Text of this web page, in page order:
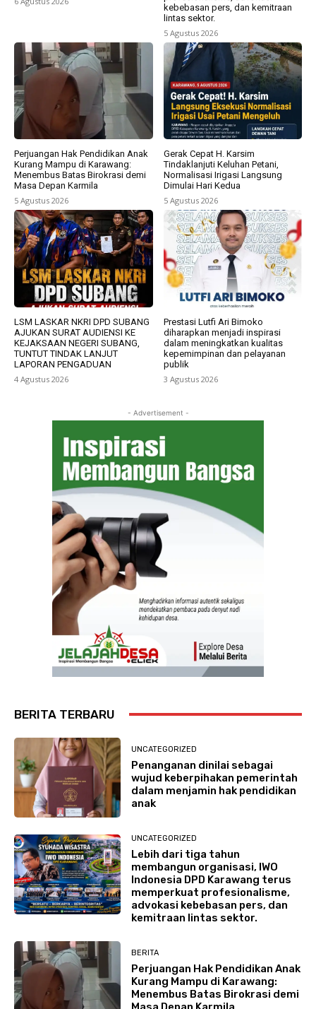
kebebasan pers, dan kemitraan
lintas sektor.
5 Agustus 2026
Perjuangan Hak Pendidikan Anak
Kurang Mampu di Karawang:
Menembus Batas Birokrasi demi
Masa Depan Karmila
5 Agustus 2026
Gerak Cepat H. Karsim
Tindaklanjuti Keluhan Petani,
Normalisasi Irigasi Langsung
Dimulai Hari Kedua
5 Agustus 2026
LSM LASKAR NKRI DPD SUBANG
AJUKAN SURAT AUDIENSI KE
KEJAKSAAN NEGERI SUBANG,
TUNTUT TINDAK LANJUT
LAPORAN PENGADUAN
4 Agustus 2026
Prestasi Lutfi Ari Bimoko
diharapkan menjadi inspirasi
dalam meningkatkan kualitas
kepemimpinan dan pelayanan
publik
3 Agustus 2026
- Advertisement -
BERITA TERBARU
UNCATEGORIZED
Penanganan dinilai sebagai
wujud keberpihakan pemerintah
dalam menjamin hak pendidikan
anak
UNCATEGORIZED
Lebih dari tiga tahun
membangun organisasi, IWO
Indonesia DPD Karawang terus
memperkuat profesionalisme,
advokasi kebebasan pers, dan
kemitraan lintas sektor.
BERITA
Perjuangan Hak Pendidikan Anak
Kurang Mampu di Karawang:
Menembus Batas Birokrasi demi